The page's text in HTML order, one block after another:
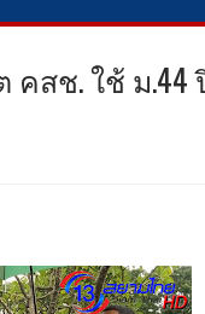
สช. ใช้ ม.44